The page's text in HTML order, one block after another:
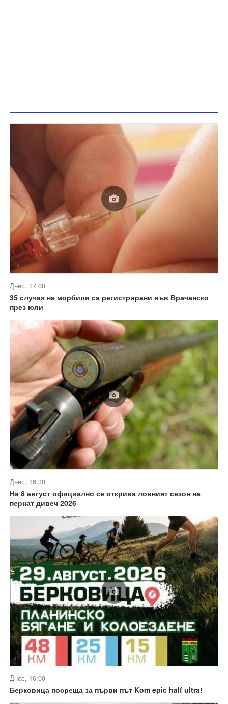
Днес, 17:00
35 случая на морбили са регистрирани във Врачанско
през юли
Днес, 16:30
На 8 август официално се открива ловният сезон на
пернат дивеч 2026
Днес, 16:00
Берковица посреща за първи път Kom epic half ultra!